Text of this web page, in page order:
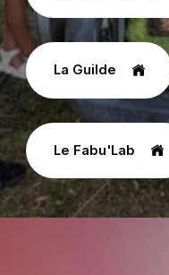
La Guilde
Le Fabu'Lab